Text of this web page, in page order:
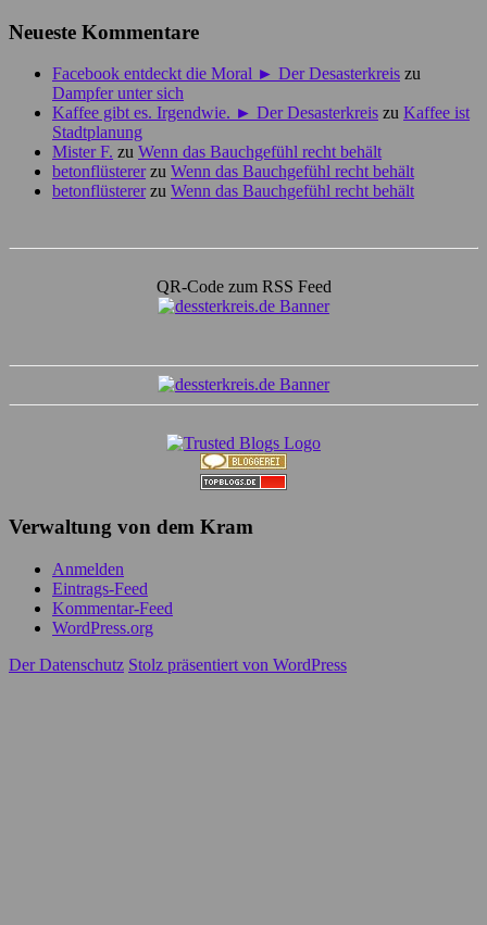
Neueste Kommentare
Facebook entdeckt die Moral ► Der Desasterkreis zu
Dampfer unter sich
Kaffee gibt es. Irgendwie. ► Der Desasterkreis zu Kaffee ist
Stadtplanung
Mister F. zu Wenn das Bauchgefühl recht behält
betonflüstererzu Wenn das Bauchgefühl recht behält
betonflüstererzu Wenn das Bauchgefühl recht behält
QR-Code zum RSS Feed
Verwaltung von dem Kram
Anmelden
Eintrags-Feed
Kommentar-Feed
WordPress.org
Der Datenschutz Stolz präsentiert von WordPress